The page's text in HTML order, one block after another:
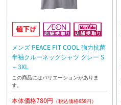
メンズ PEACE FIT COOL 強力抗菌
半袖クルーネックシャツ グレー S
～3XL
この商品にはバリエーションがありま
す。
本体価格780円 （税込価格858円）